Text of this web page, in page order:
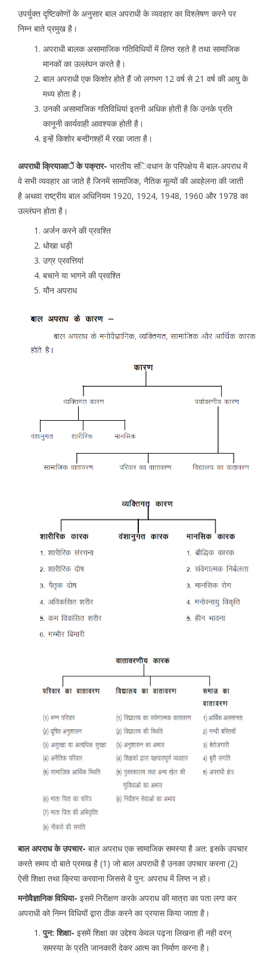
उपर्युक्त दृष्टिकोणों के अनुसार बाल अपराधी के व्यवहार का विश्लेषण करने पर
निम्न बाते प्रमुख है।
अपराधी बालक असामाजिक गतिविधियों में लिप्त रहते है तथा सामाजिक
मानकों का उल्लंघन करते है।
बाल अपराधी एक किशोर होते हैं जो लगभग 12 वर्ष से 21 वर्ष की आयु के
मध्य होता है।
उनकी असामाजिक गतिविधियां इतनी अधिक होती है कि उनके प्रति
कानूनी कार्यवाही आवश्यक होती है।
इन्हें किशोर बन्दीगश्हों में रखा जाता है।
अपराधी क्रियाआें के पक्रार- भारतीय संिवधान के परिपक्षेय में बाल-अपराध में
वे सभी व्यवहार आ जाते है जिनमें सामाजिक, नैतिक मूल्यों की अवहेलना की जाती
है अथवा राष्ट्रीय बाल अधिनियम 1920, 1924, 1948, 1960 और 1978 का
उल्लंघन होता है।
अर्जन करने की प्रवश्ति
धोखा धड़ी
उग्र प्रवत्तियां
बचाने या भागने की प्रवश्ति
यौन अपराध
बाल अपराध के उपचार- बाल अपराध एक सामाजिक समस्या है अत: इसके उपचार
करते समय दो बाते प्रमख है (1) जो बाल अपराधी है उनका उपचार करना (2)
ऐसी शिक्षा तथा क्रिया करवाना जिससे वे पुन: अपराध में लिप्त न हो।
मनोवैज्ञानिक विधिया- इसमें निरीक्षण करके अपराध की मात्रा का पता लगा कर
अपराधी को निम्न विधियों द्वारा ठीक करने का प्रयास किया जाता है।
पुन: शिक्षा- इसमें शिक्षा का उद्देश्य केवल पढ़ना लिखना ही नही वरन्
समस्या के प्रति जानकारी देकर आत्म का निर्माण करना है।